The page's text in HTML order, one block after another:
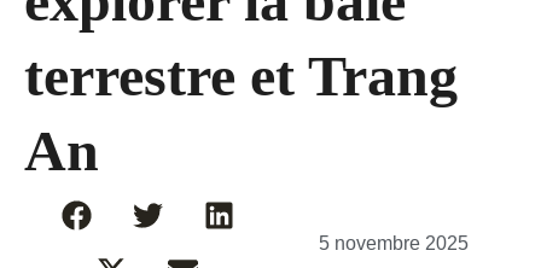
terrestre et Trang
An
5 novembre 2025